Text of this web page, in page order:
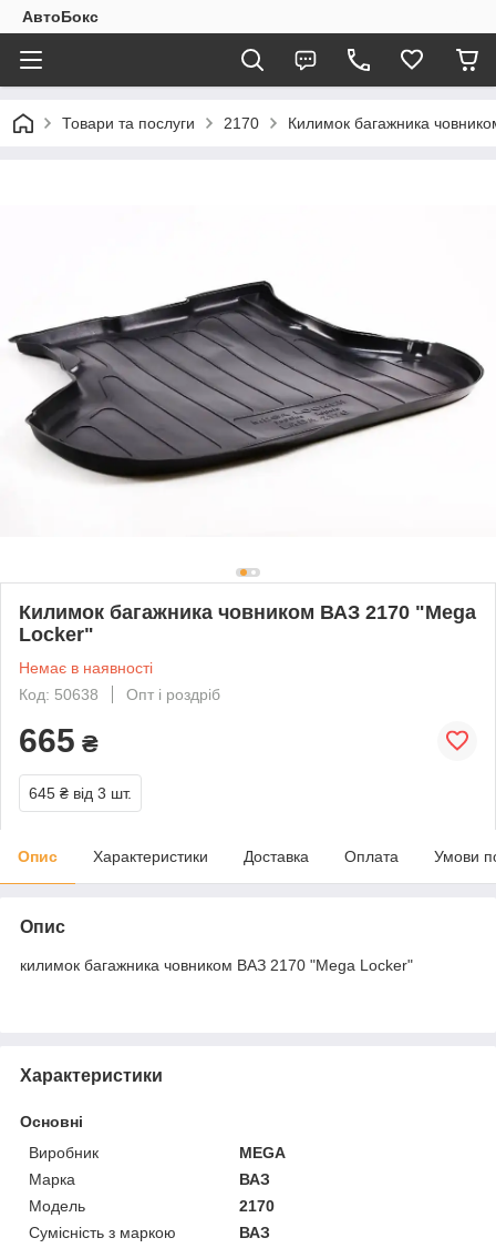
АвтоБокс
Товари та послуги 2170 Килимок багажника
Килимок багажника човником ВАЗ 2170 "Mega
Locker"
Немає в наявності
Код: 50638
Опт і роздріб
665 ₴
645 ₴ від 3 шт.
Опис Характеристики Доставка Оплата Умови
Опис
килимок багажника човником ВАЗ 2170 "Mega Locker"
Характеристики
Основні
Виробник
MEGA
Марка
ВАЗ
Модель
2170
Сумісність з маркою
ВАЗ